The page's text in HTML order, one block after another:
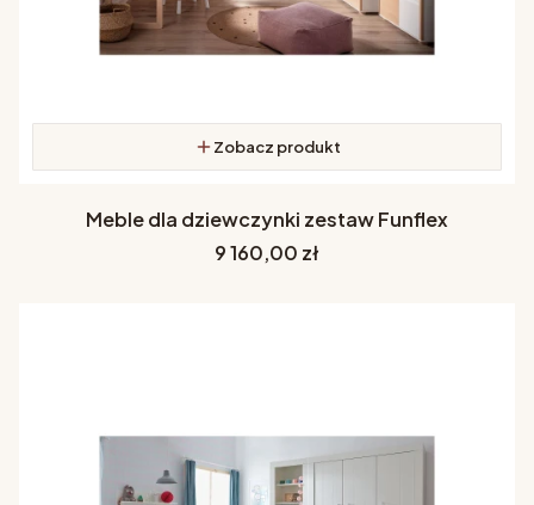
Zobacz produkt
Meble dla dziewczynki zestaw Funflex
Cena
9 160,00 zł